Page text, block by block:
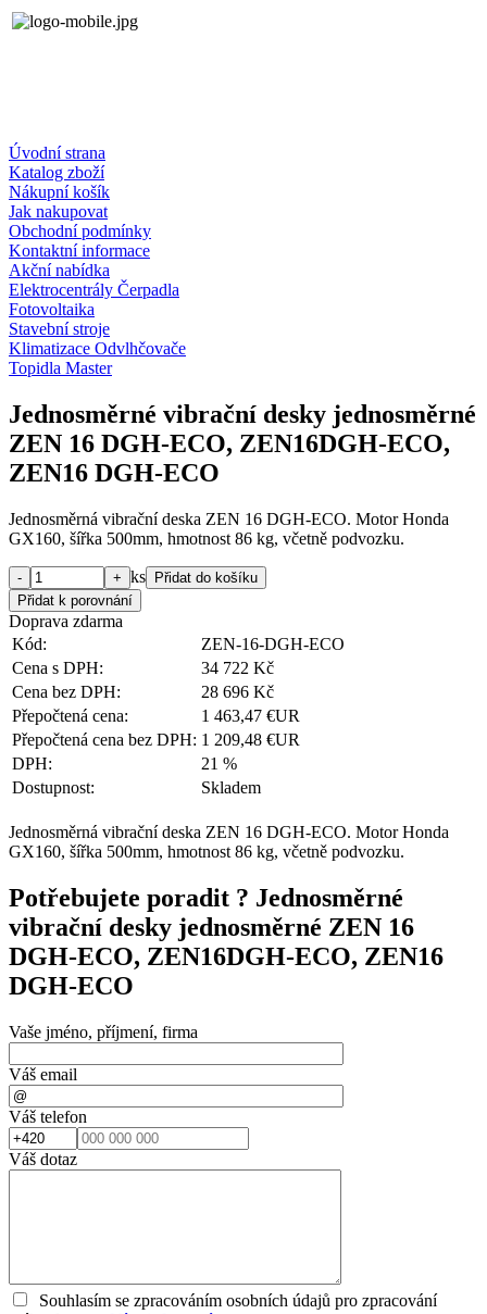
Úvodní strana
Katalog zboží
Nákupní košík
Jak nakupovat
Obchodní podmínky
Kontaktní informace
Akční nabídka
Elektrocentrály Čerpadla
Fotovoltaika
Stavební stroje
Klimatizace Odvlhčovače
Topidla Master
Jednosměrné vibrační desky jednosměrné
ZEN 16 DGH-ECO, ZEN16DGH-ECO,
ZEN16 DGH-ECO
Jednosměrná vibrační deska ZEN 16 DGH-ECO. Motor Honda
GX160, šířka 500mm, hmotnost 86 kg, včetně podvozku.
ks
Doprava zdarma
Kód:
ZEN-16-DGH-ECO
Cena s DPH:
34 722 Kč
Cena bez DPH:
28 696 Kč
Přepočtená cena:
1 463,47 €UR
Přepočtená cena bez DPH: 1 209,48 €UR
DPH:
21 %
Dostupnost:
Skladem
Jednosměrná vibrační deska ZEN 16 DGH-ECO. Motor Honda
GX160, šířka 500mm, hmotnost 86 kg, včetně podvozku.
Potřebujete poradit ? Jednosměrné
vibrační desky jednosměrné ZEN 16
DGH-ECO, ZEN16DGH-ECO, ZEN16
DGH-ECO
Vaše jméno, příjmení, firma
Váš email
Váš telefon
Váš dotaz
Souhlasím se zpracováním osobních údajů pro zpracování